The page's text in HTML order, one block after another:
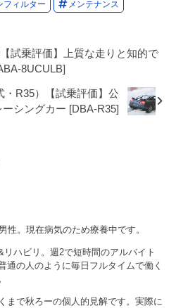
フィルター メンテナンス
試乗評価】上質な走りと知的で
8UCULB]
・R35）【試乗評価】公
シングカー [DBA-R35]
性。現在病気のため療養中です。
リハビリ。週2で短時間のアルバイト
通の人のように毎日フルタイムで働く
まで秋ろーの個人的見解です。実際に